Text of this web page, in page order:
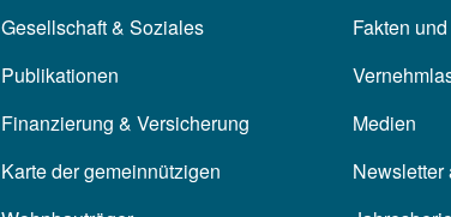
Gesellschaft & Soziales
Publikationen
Finanzierung & Versicherung
Karte der gemeinnützigen
Fakten
Medien
Newsletter